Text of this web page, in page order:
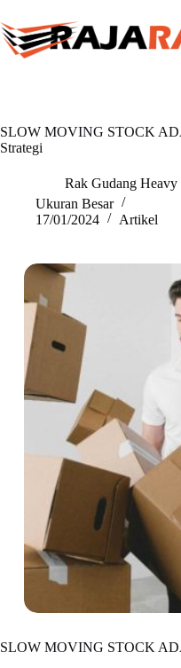
to
content
SLOW MOVING STOCK
Strategi
Rak Gudang
Ukuran Besar
17/01/2024
Artikel
SLOW MOVING STOCK